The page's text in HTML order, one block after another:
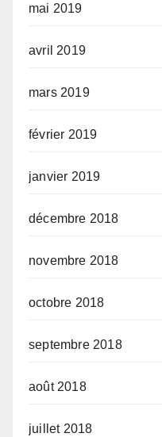
mai 2019
avril 2019
mars 2019
février 2019
janvier 2019
décembre 2018
novembre 2018
octobre 2018
septembre 2018
août 2018
juillet 2018